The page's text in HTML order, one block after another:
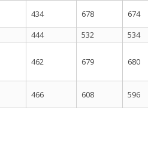
434 678
674
444 532
534
462 679 680
466 608 596